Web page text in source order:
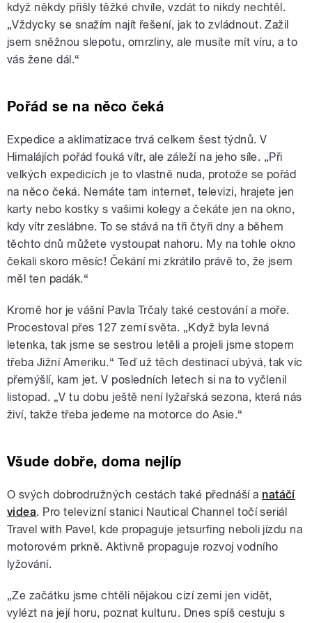
když někdy přišly těžké chvíle, vzdát to nikdy nechtěl.
„Vždycky se snažím najít řešení, jak to zvládnout. Zažil
jsem sněžnou slepotu, omrzliny, ale musíte mít víru, a to
vás žene dál.“
Pořád se na něco čeká
Expedice a aklimatizace trvá celkem šest týdnů. V
Himalájích pořád fouká vítr, ale záleží na jeho síle. „Při
velkých expedicích je to vlastně nuda, protože se pořád
na něco čeká. Nemáte tam internet, televizi, hrajete jen
karty nebo kostky s vašimi kolegy a čekáte jen na okno,
kdy vítr zeslábne. To se stává na tři čtyři dny a během
těchto dnů můžete vystoupat nahoru. My na tohle okno
čekali skoro měsíc! Čekání mi zkrátilo právě to, že jsem
měl ten padák.“
Kromě hor je vášní Pavla Trčaly také cestování a moře.
Procestoval přes 127 zemí světa. „Když byla levná
letenka, tak jsme se sestrou letěli a projeli jsme stopem
třeba Jižní Ameriku.“ Teď už těch destinací ubývá, tak víc
přemýšlí, kam jet. V posledních letech si na to vyčlenil
listopad. „V tu dobu ještě není lyžařská sezona, která nás
živí, takže třeba jedeme na motorce do Asie.“
Všude dobře, doma nejlíp
O svých dobrodružných cestách také přednáší a natáčí
videa. Pro televizní stanici Nautical Channel točí seriál
Travel with Pavel, kde propaguje jetsurfing neboli jízdu na
motorovém prkně. Aktivně propaguje rozvoj vodního
lyžování.
„Ze začátku jsme chtěli nějakou cizí zemi jen vidět,
vylézt na její horu, poznat kulturu. Dnes spíš cestuju s